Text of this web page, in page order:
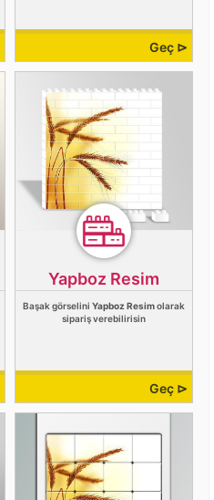
Geç ⊳
Yapboz Resim
Başak görselini Yapboz Resimolarak
sipariş verebilirisin
Geç ⊳